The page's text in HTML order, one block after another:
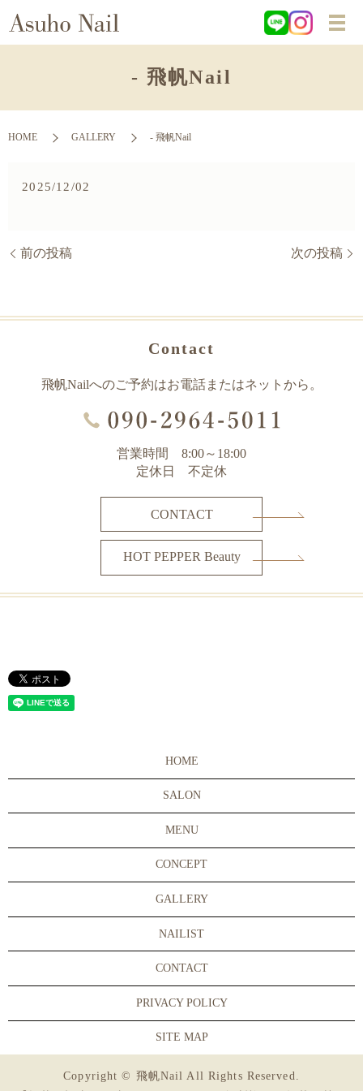
- 飛帆Nail
HOME GALLERY - 飛帆Nail
2025/12/02
前の投稿 次の投稿
Contact
飛帆Nailへのご予約はお電話またはネットから。
営業時間 8:00～18:00
定休日 不定休
CONTACT
HOT PEPPER Beauty
HOME
SALON
MENU
CONCEPT
GALLERY
NAILIST
CONTACT
PRIVACY POLICY
SITE MAP
Copyright © 飛帆Nail All Rights Reserved.